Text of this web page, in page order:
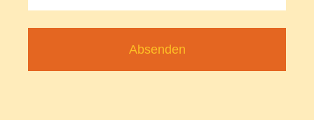
Absenden